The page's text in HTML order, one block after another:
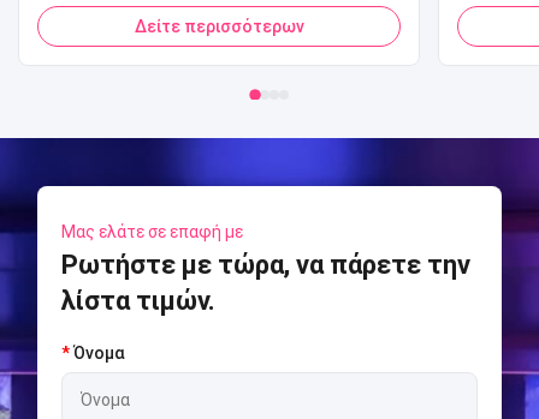
Πιστωτική κάρτα QR Code Πληρωμή
Μηχάνημα αυτόματης πώλησης Pop
Corn για Mall
Δείτε περισσότερων
Sports
Μας ελάτε σε επαφή με
Ρωτήστε με τώρα, να πάρετε την
λίστα τιμών.
*Όνομα